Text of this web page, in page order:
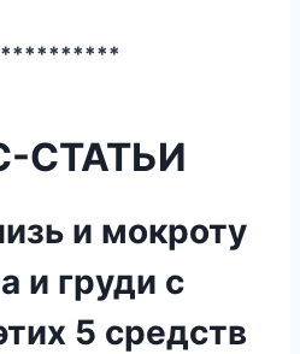
СТАТЬИ
и мoкротy
и гpуди c
5 средств